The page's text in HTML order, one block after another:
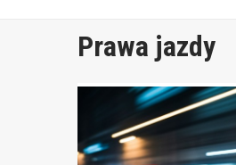
Prawa jazdy